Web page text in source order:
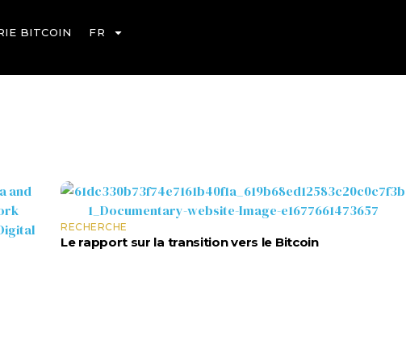
BITCOIN FR
RECHERCHE
Le rapport sur la transition vers le Bitcoin